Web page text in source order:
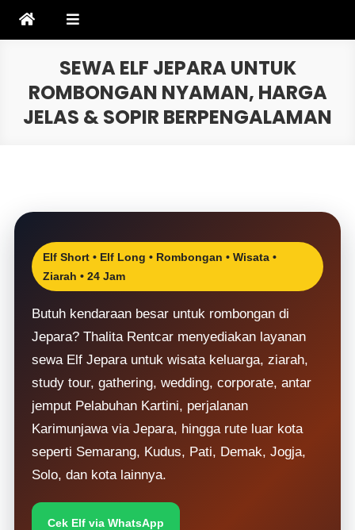
SEWA ELF JEPARA UNTUK
ROMBONGAN NYAMAN, HARGA
JELAS & SOPIR BERPENGALAMAN
Elf Short • Elf Long • Rombongan • Wisata •
Ziarah • 24 Jam
Butuh kendaraan besar untuk rombongan di
Jepara? Thalita Rentcar menyediakan layanan
sewa Elf Jepara untuk wisata keluarga, ziarah,
study tour, gathering, wedding, corporate, antar
jemput Pelabuhan Kartini, perjalanan
Karimunjawa via Jepara, hingga rute luar kota
seperti Semarang, Kudus, Pati, Demak, Jogja,
Solo, dan kota lainnya.
Cek Elf via WhatsApp